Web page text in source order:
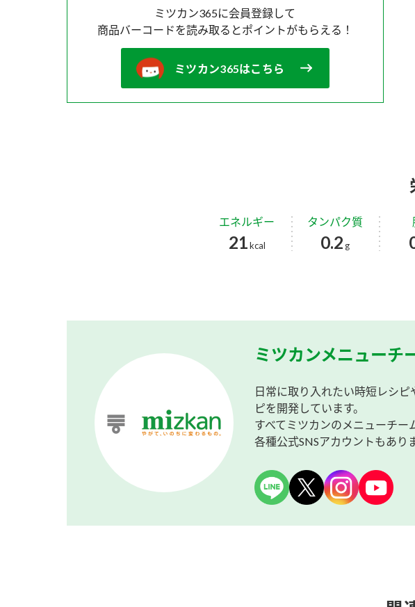
ミツカン365に会員登録して
商品バーコードを読み取ると ポイントがもらえる！
ミツカン365はこちら
エネルギー
21kcal
タンパク質
0.2 g
ミツカンメニューチ
日常に取り入れたい時短レシ
ピを開発しています。
すべてミツカンのメニューチー
各種公式SNSアカウントもありま